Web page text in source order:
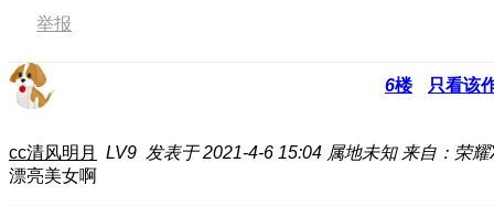
举报
6楼 只看该
cc清风明月 LV9 发表于 2021-4-6 15:04 属地未知 来自：荣
漂亮美女啊